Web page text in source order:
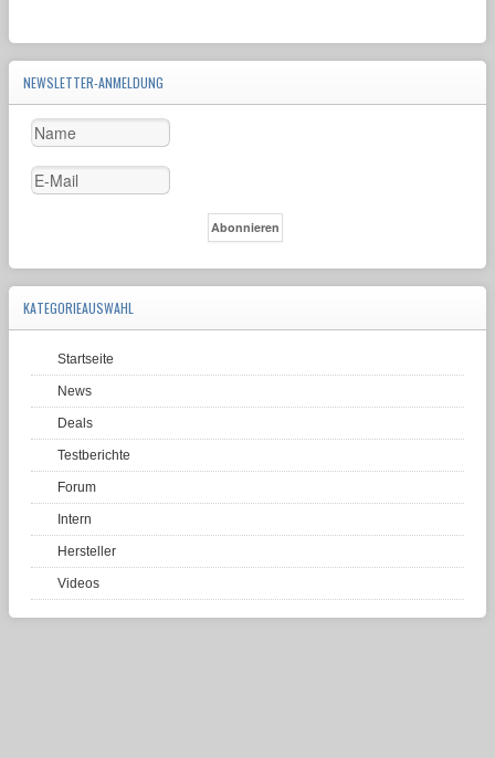
NEWSLETTER-ANMELDUNG
KATEGORIEAUSWAHL
Startseite
News
Deals
Testberichte
Forum
Intern
Hersteller
Videos